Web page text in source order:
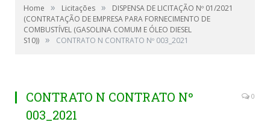
Home » Licitações »
DISPENSA DE LICITAÇÃO Nº 01/2021
(CONTRATAÇÃO DE EMPRESA PARA FORNECIMENTO DE
COMBUSTÍVEL (GASOLINA COMUM E ÓLEO DIESEL
S10)) » CONTRATO N CONTRATO Nº 003_2021
CONTRATO N CONTRATO Nº
003_2021
0